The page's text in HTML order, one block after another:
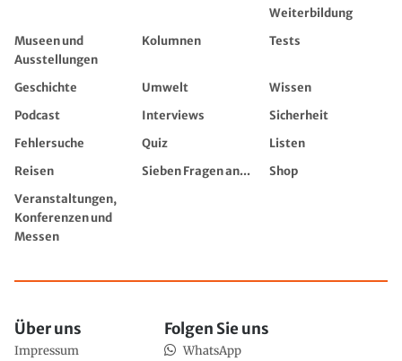
Weiterbildung
Museen und
Ausstellungen
Kolumnen Tests
Geschichte Umwelt
Wissen
Podcast
Interviews
Sicherheit
Fehlersuche
Quiz
Listen
Reisen
Sieben Fragen an...
Shop
Veranstaltungen,
Konferenzen und
Messen
Über uns
Impressum
Folgen Sie uns
WhatsApp